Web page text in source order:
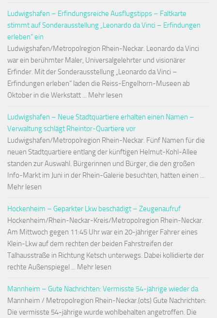
Ludwigshafen – Erfindungsreiche Ausflugstipps – Faltkarte
stimmt auf Sonderausstellung „Leonardo da Vinci – Erfindungen
erleben“ ein
Ludwigshafen/Metropolregion Rhein-Neckar. Leonardo da Vinci
war ein berühmter Maler, Universalgelehrter und visionärer
Erfinder. Mit der Sonderausstellung „Leonardo da Vinci –
Erfindungen erleben“ laden die Reiss-Engelhorn-Museen ab
Oktober in die Werkstatt ... Mehr lesen
Ludwigshafen – Neue Stadtquartiere erhalten einen Namen –
Verwaltung schlägt Rheintor-Quartiere vor
Ludwigshafen/Metropolregion Rhein-Neckar. Fünf Namen für die
neuen Stadtquartiere entlang der künftigen Helmut-Kohl-Allee
standen zur Auswahl. Bürgerinnen und Bürger, die den großen
Info-Markt im Juni in der Rhein-Galerie besuchten, hatten einen ...
Mehr lesen
Hockenheim – Geparkter Lkw beschädigt – Zeugenaufruf
Hockenheim/Rhein-Neckar-Kreis/Metropolregion Rhein-Neckar.
Am Mittwoch gegen 11:45 Uhr war ein 20-jähriger Fahrer eines
Klein-Lkw auf dem rechten der beiden Fahrstreifen der
Talhausstraße in Richtung Ketsch unterwegs. Dabei kollidierte der
rechte Außenspiegel ... Mehr lesen
Mannheim – Gute Nachrichten: Vermisste 54-jährige wieder da
Mannheim / Metropolregion Rhein-Neckar.(ots) Gute Nachrichten:
Die vermisste 54-jährige wurde wohlbehalten angetroffen. Die